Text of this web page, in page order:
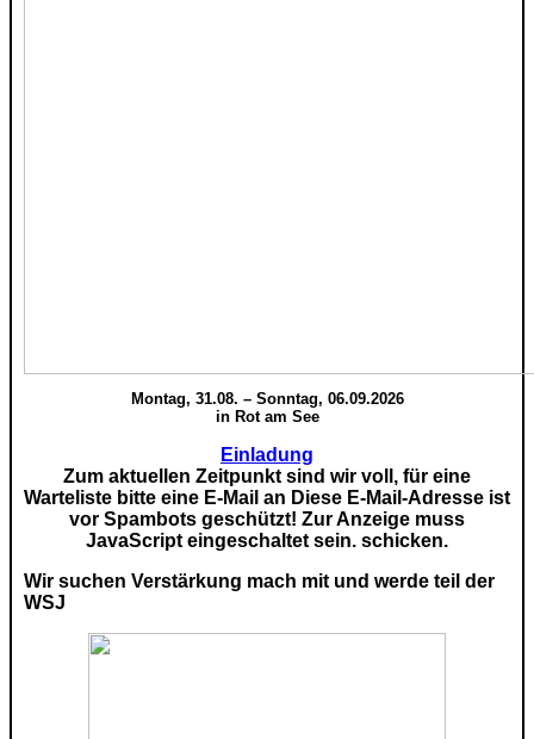
Montag, 31.08. – Sonntag, 06.09.2026
in Rot am See
Einladung
Zum aktuellen Zeitpunkt sind wir voll, für eine
Warteliste bitte eine E-Mail an Diese E-Mail-Adresse ist
vor Spambots geschützt! Zur Anzeige muss
JavaScript eingeschaltet sein. schicken.
Wir suchen Verstärkung mach mit und werde teil der
WSJ